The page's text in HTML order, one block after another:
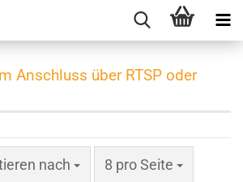
Anschluss über RTSP oder
nach
nach 8 pro Seite
pro Seite